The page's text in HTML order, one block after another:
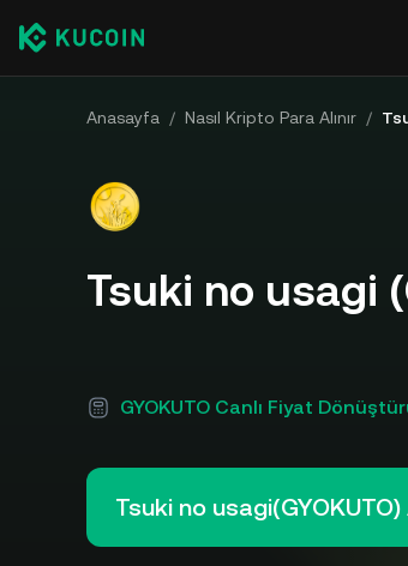
Anasayfa / Nasıl Kripto Para Alınır /
Tsuki no usagi
GYOKUTO Canlı Fiyat
Tsuki no